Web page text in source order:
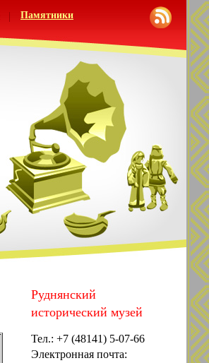
Памятники
Руднянский
исторический музей
Тел.: +7 (48141) 5-07-66
Электронная почта: